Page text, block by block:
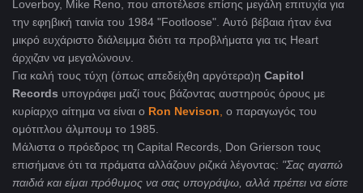
Loverboy, Mike Reno, που αποτέλεσε επίσης μεγάλη επιτυχία για
την εφηβική ταινία του 1984 "Footloose". Αυτό βέβαια ήταν ένα
μικρό ευχάριστο διάλειμμα διότι τα προβλήματα για τις Heart
άρχιζαν να μεγαλώνουν.
Για καλή τους τύχη (όπως απεδείχθη αργότερα)η Capitol
Records υπογράφει μαζί τους βάζοντας αυστηρούς όρους με
κυρίαρχο αίτημα να είναι ο Ron Nevison ο παραγωγός του
ομότιτλου άλμπουμ το 1985.
Μάλιστα ο πρόεδρος τη Capital Records, Don Grierson τους
επισήμανε ότι τα πράματα αλλάζουν ριζικά λέγοντας: "Σας αγαπώ
παιδιά και είμαι πρόθυμος να σας υπογράψω, αλλά πρέπει να είστε